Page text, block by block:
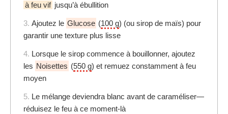
à feu vif jusqu’à ébullition
3. Ajoutez le Glucose (100 g) (ou sirop de maïs) pour
garantir une texture plus lisse
4. Lorsque le sirop commence à bouillonner, ajoutez
les Noisettes (550 g) et remuez constamment à feu
moyen
5. Le mélange deviendra blanc avant de caraméliser—
réduisez le feu à ce moment-là